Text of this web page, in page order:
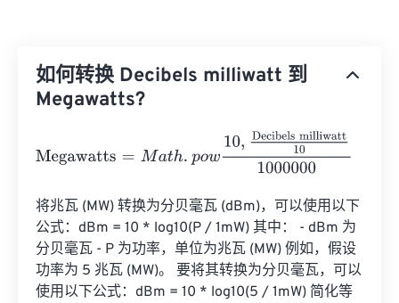
如何转换 Decibels milliwatt 到
Megawatts?
Decibels milliwatt101000000
将兆瓦 (MW) 转换为分贝毫瓦 (dBm)，可以使用以下
公式：dBm = 10 * log10(P / 1mW) 其中： - dBm 为
分贝毫瓦 - P 为功率，单位为兆瓦 (MW) 例如，假设
功率为 5 兆瓦 (MW)。 要将其转换为分贝毫瓦，可以
使用以下公式：dBm = 10 * log10(5 / 1mW) 简化等